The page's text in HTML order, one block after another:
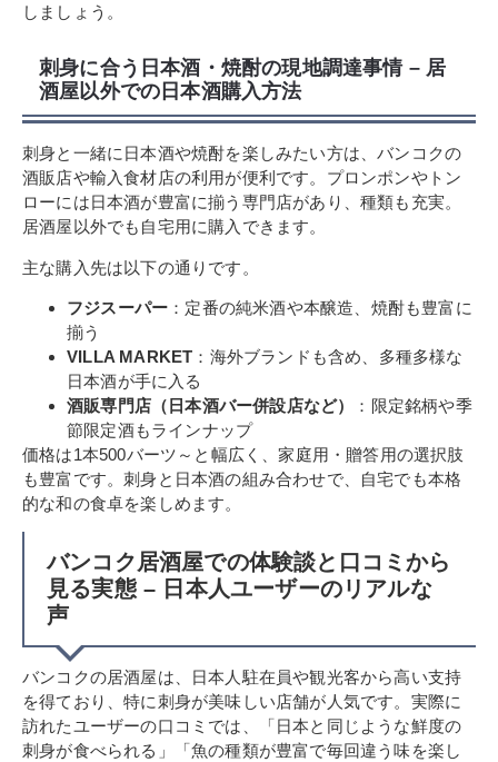
しましょう。
刺身に合う日本酒・焼酎の現地調達事情 – 居
酒屋以外での日本酒購入方法
刺身と一緒に日本酒や焼酎を楽しみたい方は、バンコクの
酒販店や輸入食材店の利用が便利です。プロンポンやトン
ローには日本酒が豊富に揃う専門店があり、種類も充実。
居酒屋以外でも自宅用に購入できます。
主な購入先は以下の通りです。
フジスーパー ：定番の純米酒や本醸造、焼酎も豊富に
揃う
VILLA MARKET ：海外ブランドも含め、多種多様な
日本酒が手に入る
酒販専門店（日本酒バー併設店など）
：限定銘柄や季
節限定酒もラインナップ
価格は1本500バーツ～と幅広く、家庭用・贈答用の選択肢
も豊富です。刺身と日本酒の組み合わせで、自宅でも本格
的な和の食卓を楽しめます。
バンコク居酒屋での体験談と口コミから
見る実態 – 日本人ユーザーのリアルな
声
バンコクの居酒屋は、日本人駐在員や観光客から高い支持
を得ており、特に刺身が美味しい店舗が人気です。実際に
訪れたユーザーの口コミでは、「日本と同じような鮮度の
刺身が食べられる」「魚の種類が豊富で毎回違う味を楽し